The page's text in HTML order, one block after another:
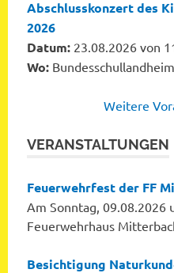
Abschlusskonzert des
2026
Datum: 23.08.2026 von
Wo:
Weitere
VERANSTALTUNGEN
Feuerwehrfest der FF
Am Sonntag, 09.08.2026
Feuerwehrhaus
Besichtigung